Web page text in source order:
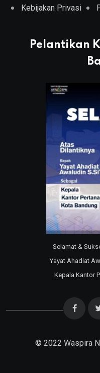
Kebijakan Privasi
Pelantikan
Selamat &
Yayat Ahadiat
Kepala Kantor
© 2022 Waspira